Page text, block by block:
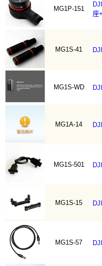
MG1P-151
座
MG1S-41
MG1S-WD
MG1A-14
MG1S-501
MG1S-15
MG1S-57